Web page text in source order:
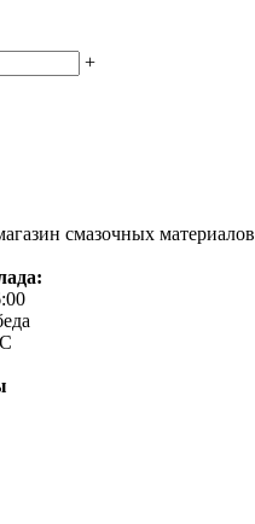
+
смазочных материалов